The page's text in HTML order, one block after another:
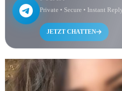
Private • Secure • Instant Reply
JETZT CHATTEN